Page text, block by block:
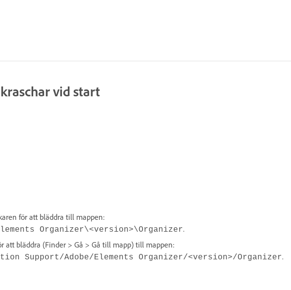
vid start
för att bläddra till mappen:
Organizer\<version>\Organizer.
att bläddra (Finder > Gå > Gå till mapp) till mappen:
Support/Adobe/Elements Organizer/<version>/Organizer.